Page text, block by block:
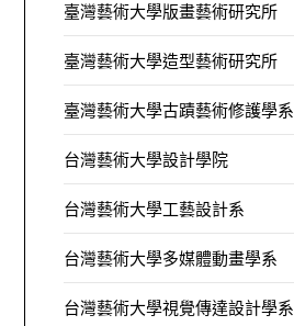
臺灣藝術大學版畫藝術研究所
臺灣藝術大學造型藝術研究所
臺灣藝術大學古蹟藝術修護學系
台灣藝術大學設計學院
台灣藝術大學工藝設計系
台灣藝術大學多媒體動畫學系
台灣藝術大學視覺傳達設計學系